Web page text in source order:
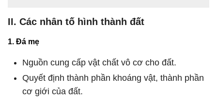
II. Các nhân tố hình thành đất
1. Đá mẹ
Nguồn cung cấp vật chất vô cơ cho đất.
Quyết định thành phần khoáng vật, thành phần
cơ giới của đất.